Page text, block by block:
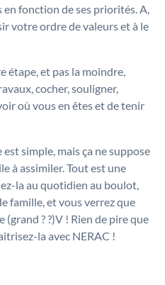
fonction de ses priorités. A,
votre ordre de valeurs et à le
étape, et pas la moindre,
cocher, souligner,
où vous en êtes et de tenir
simple, mais ça ne suppose
à assimiler. Tout est une
la au quotidien au boulot,
famille, et vous verrez que
? ?)V ! Rien de pire que
la avec NERAC !